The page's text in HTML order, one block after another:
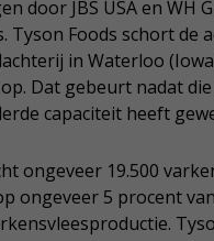
door JBS USA en WH
Tyson Foods schort de
in Waterloo
Dat gebeurt nadat
capaciteit heeft
ongeveer 19.500
ongeveer 5 procent